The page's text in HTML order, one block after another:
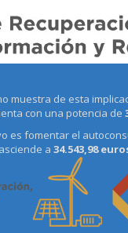
muestra de esta
con una potencia de
es fomentar el
a 34.543,98